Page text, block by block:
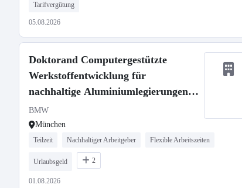
Tarifvergütung
05.08.2026
Doktorand Computergestützte
Werkstoffentwicklung für
nachhaltige Aluminiumlegierungen
(w/m/x)
BMW
München
Teilzeit Nachhaltiger Arbeitgeber Flexible Arbeitszeiten
Urlaubsgeld 2
01.08.2026